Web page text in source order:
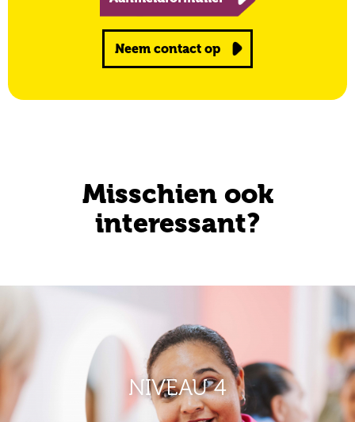
Neem contact op
Misschien ook
interessant?
NIVEAU 4